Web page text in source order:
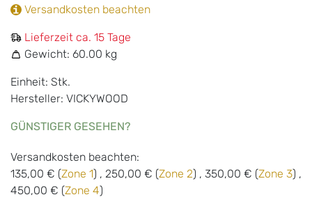
Lieferzeit ca. 15 Tage
Gewicht: 60.00 kg
Einheit: Stk.
Hersteller: VICKYWOOD
GÜNSTIGER GESEHEN?
Versandkosten beachten
Versandkosten beachten:
135,00 € (Zone 1) , 250,00 € (Zone 2) , 350,00 € (Zone 3) ,
450,00 € (Zone 4)